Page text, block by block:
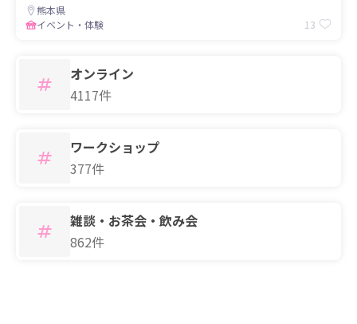
熊本県
イベント・体験
13
オンライン
4117件
ワークショップ
377件
雑談・お茶会・飲み会
862件